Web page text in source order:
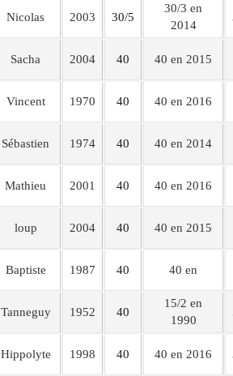
Nicolas 2003 30/5
30/3 en
2014
Sacha 2004 40 40 en 2015
Vincent 1970 40 40 en 2016
Sébastien 1974 40 40 en 2014
Mathieu 2001 40 40 en 2016
loup 2004 40 40 en 2015
Baptiste 1987 40 40 en
Tanneguy 1952 40
15/2 en
1990
Hippolyte 1998 40 40 en 2016